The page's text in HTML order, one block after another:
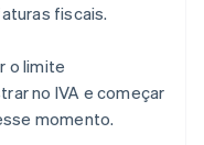
fiscais.
o limite
no IVA e começar
momento.